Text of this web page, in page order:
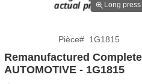
Long
Pièce# 1G1815
Remanufactured
AUTOMOTIVE - 1G1815